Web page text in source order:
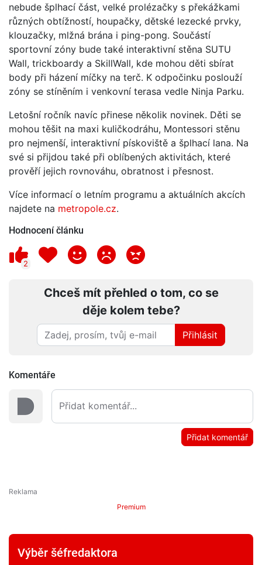
nebude šplhací část, velké prolézačky s překážkami
různých obtížností, houpačky, dětské lezecké prvky,
klouzačky, mlžná brána i ping-pong. Součástí
sportovní zóny bude také interaktivní stěna SUTU
Wall, trickboardy a SkillWall, kde mohou děti sbírat
body při házení míčky na terč. K odpočinku poslouží
zóny se stíněním i venkovní terasa vedle Ninja Parku.
Letošní ročník navíc přinese několik novinek. Děti se
mohou těšit na maxi kuličkodráhu, Montessori stěnu
pro nejmenší, interaktivní pískoviště a šplhací lana. Na
své si přijdou také při oblíbených aktivitách, které
prověří jejich rovnováhu, obratnost i přesnost.
Více informací o letním programu a aktuálních akcích
najdete na metropole.cz.
Hodnocení článku
2
Chceš mít přehled o tom, co se
děje kolem tebe?
Přihlásit
Komentáře
Přidat komentář
Premium
Výběr šéfredaktora